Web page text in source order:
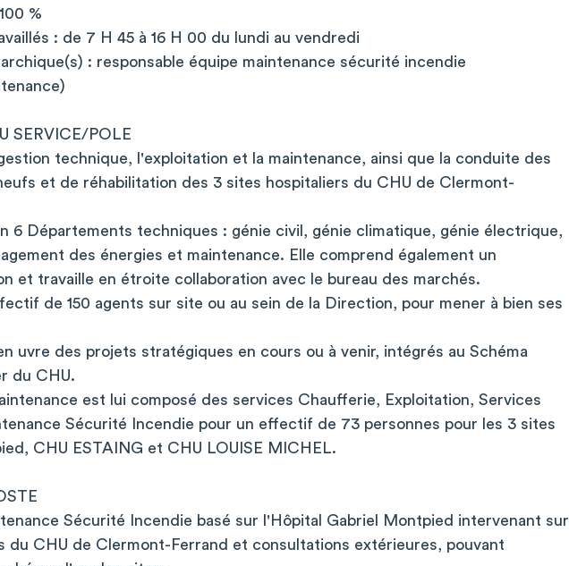
%
: de 7 H 45 à 16 H 00 du lundi au vendredi
: responsable équipe maintenance sécurité incendie
SERVICE/POLE
technique, l'exploitation et la maintenance, ainsi que la conduite des
et de réhabilitation des 3 sites hospitaliers du CHU de Clermont-
6 Départements techniques : génie civil, génie climatique, génie électrique,
des énergies et maintenance. Elle comprend également un
et travaille en étroite collaboration avec le bureau des marchés.
de 150 agents sur site ou au sein de la Direction, pour mener à bien ses
uvre des projets stratégiques en cours ou à venir, intégrés au Schéma
du CHU.
est lui composé des services Chaufferie, Exploitation, Services
Sécurité Incendie pour un effectif de 73 personnes pour les 3 sites
CHU ESTAING et CHU LOUISE MICHEL.
Sécurité Incendie basé sur l'Hôpital Gabriel Montpied intervenant sur
du CHU de Clermont-Ferrand et consultations extérieures, pouvant